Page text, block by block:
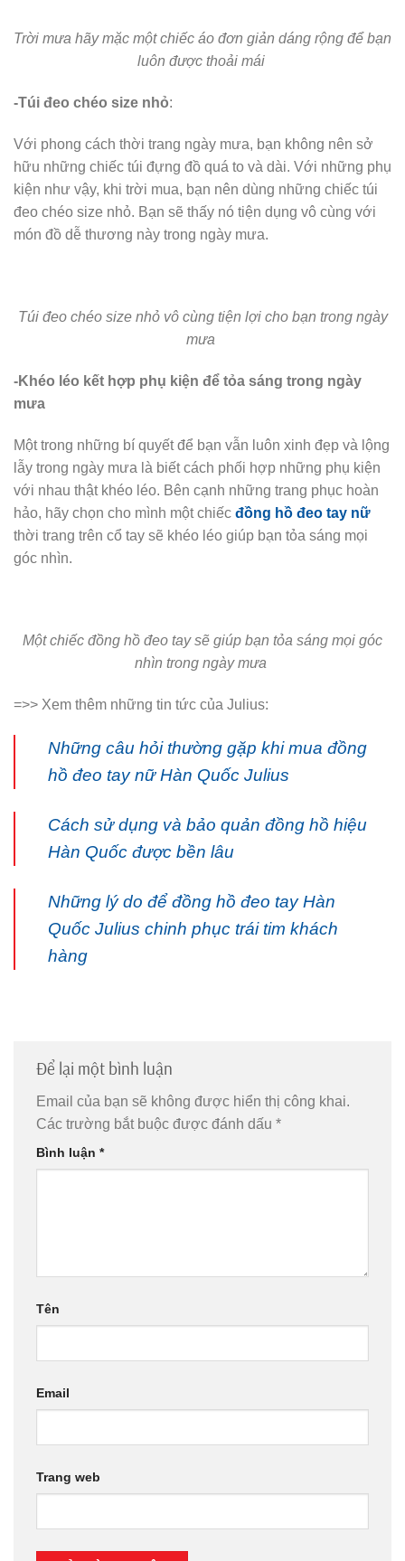
Trời mưa hãy mặc một chiếc áo đơn giản dáng rộng để bạn
luôn được thoải mái
-Túi đeo chéo size nhỏ:
Với phong cách thời trang ngày mưa, bạn không nên sở
hữu những chiếc túi đựng đồ quá to và dài. Với những phụ
kiện như vậy, khi trời mua, bạn nên dùng những chiếc túi
đeo chéo size nhỏ. Bạn sẽ thấy nó tiện dụng vô cùng với
món đồ dễ thương này trong ngày mưa.
Túi đeo chéo size nhỏ vô cùng tiện lợi cho bạn trong ngày
mưa
-Khéo léo kết hợp phụ kiện để tỏa sáng trong ngày
mưa
Một trong những bí quyết để bạn vẫn luôn xinh đẹp và lộng
lẫy trong ngày mưa là biết cách phối hợp những phụ kiện
với nhau thật khéo léo. Bên cạnh những trang phục hoàn
hảo, hãy chọn cho mình một chiếc đồng hồ đeo tay nữ
thời trang trên cổ tay sẽ khéo léo giúp bạn tỏa sáng mọi
góc nhìn.
Một chiếc đồng hồ đeo tay sẽ giúp bạn tỏa sáng mọi góc
nhìn trong ngày mưa
=>> Xem thêm những tin tức của Julius:
Những câu hỏi thường gặp khi mua đồng
hồ đeo tay nữ Hàn Quốc Julius
Cách sử dụng và bảo quản đồng hồ hiệu
Hàn Quốc được bền lâu
Những lý do để đồng hồ đeo tay Hàn
Quốc Julius chinh phục trái tim khách
hàng
Để lại một bình luận
Email của bạn sẽ không được hiển thị công khai.
Các trường bắt buộc được đánh dấu *
Bình luận *
Tên
Email
Trang web